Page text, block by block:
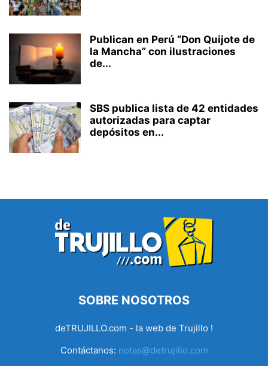
Publican en Perú “Don Quijote de
la Mancha” con ilustraciones
de...
SBS publica lista de 42 entidades
autorizadas para captar
depósitos en...
SOBRE NOSOTROS
deTRUJILLO.com - la web de Trujillo !
Contáctanos: notas@detrujillo.com